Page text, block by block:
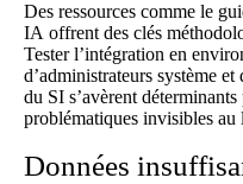
Des ressources comme le
IA offrent des clés
Tester l’intégration en
d’administrateurs système
du SI s’avèrent
problématiques invisibles au
Données